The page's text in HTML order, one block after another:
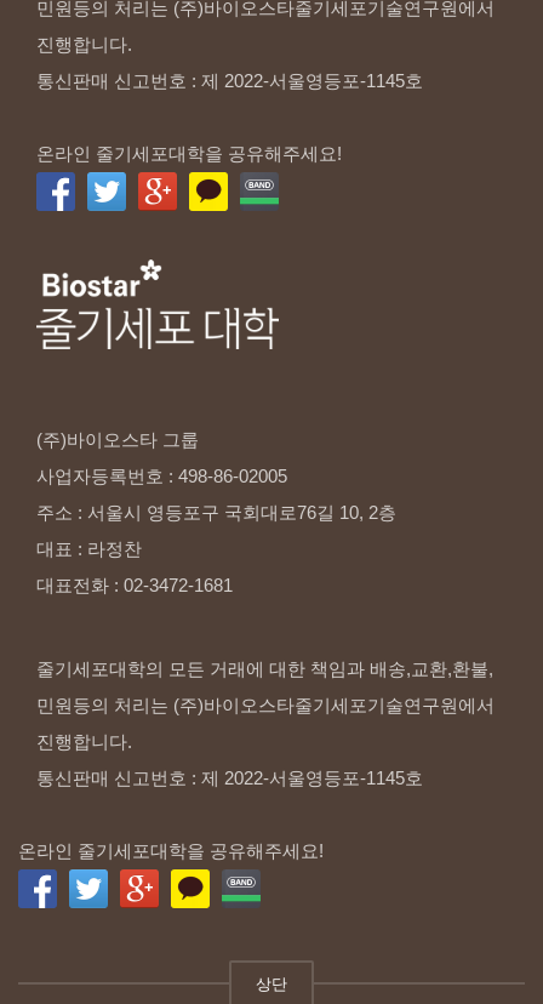
민원등의 처리는 (주)바이오스타줄기세포기술연구원에서
진행합니다.
통신판매 신고번호 : 제 2022-서울영등포-1145호
온라인 줄기세포대학을 공유해주세요!
(주)바이오스타 그룹
사업자등록번호 : 498-86-02005
주소 : 서울시 영등포구 국회대로76길 10, 2층
대표 : 라정찬
대표전화 : 02-3472-1681
줄기세포대학의 모든 거래에 대한 책임과 배송,교환,환불,
민원등의 처리는 (주)바이오스타줄기세포기술연구원에서
진행합니다.
통신판매 신고번호 : 제 2022-서울영등포-1145호
온라인 줄기세포대학을 공유해주세요!
상단